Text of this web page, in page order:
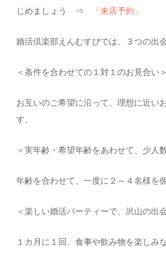
じめましょう ⇒
「来店予約」
婚活倶楽部えんむすびでは、３つの出
＜条件を合わせての１対１のお見合い＞
お互いのご希望に沿って、理想に近い
す。
＜実年齢・希望年齢をあわせて、少人
年齢を合わせて、一度に２～４名様を
＜楽しい婚活パーティーで、沢山の出
１カ月に１回、食事や飲み物を楽しみ